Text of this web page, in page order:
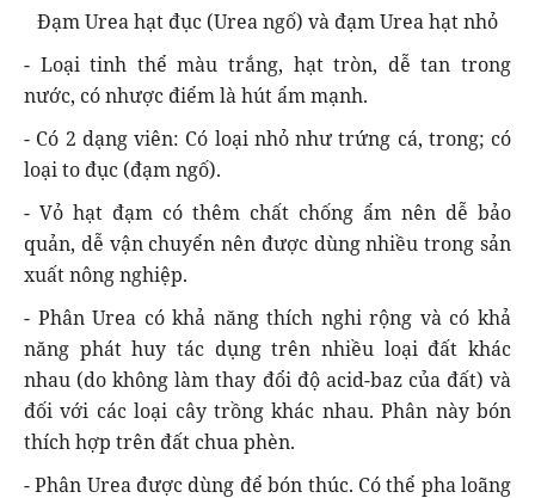
Đạm Urea hạt đục (Urea ngố) và đạm Urea hạt nhỏ
- Loại tinh thể màu trắng, hạt tròn, dễ tan trong
nước, có nhược điểm là hút ẩm mạnh.
- Có 2 dạng viên: Có loại nhỏ như trứng cá, trong; có
loại to đục (đạm ngố).
- Vỏ hạt đạm có thêm chất chống ẩm nên dễ bảo
quản, dễ vận chuyển nên được dùng nhiều trong sản
xuất nông nghiệp.
- Phân Urea có khả năng thích nghi rộng và có khả
năng phát huy tác dụng trên nhiều loại đất khác
nhau (do không làm thay đổi độ acid-baz của đất) và
đối với các loại cây trồng khác nhau. Phân này bón
thích hợp trên đất chua phèn.
- Phân Urea được dùng để bón thúc. Có thể pha loãng